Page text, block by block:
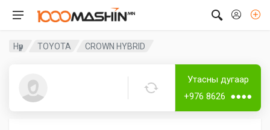
Нүүр TOYOTA CROWN HYBRID
Утасны дугаар
+976 8626 ●●●●